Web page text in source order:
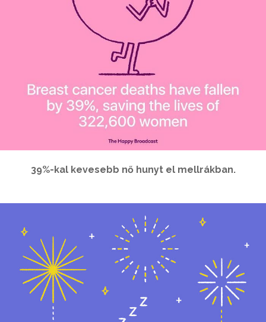
39%-kal kevesebb nő hunyt el mellrákban.